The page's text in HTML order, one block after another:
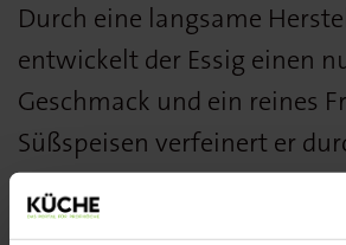
Durch eine langsame
entwickelt der Essig einen
Geschmack und ein reines
Süßspeisen verfeinert er
fruchtige, fein säuerliche
aber auch Salate,